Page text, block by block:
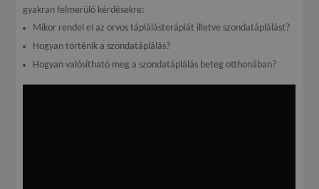
gyakran felmerülő kérdésekre:
Mikor rendel el az orvos táplálásterápiát illetve szondatáplálást?
Hogyan történik a szondatáplálás?
Hogyan valósítható meg a szondatáplálás beteg otthonában?